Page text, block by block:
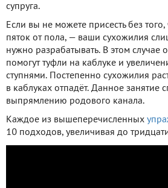
супруга.
Если вы не можете присесть без
пяток от пола, — ваши сухожилия
нужно разрабатывать. В этом случае
помогут туфли на каблуке и
ступнями. Постепенно сухожилия
в каблуках отпадёт. Данное занятие
выпрямлению родового канала.
Каждое из вышеперечисленных
10 подходов, увеличивая до